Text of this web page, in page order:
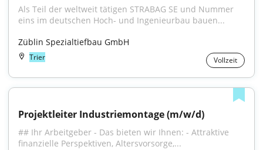
Als Teil der weltweit tätigen STRABAG SE und Nummer
eins im deutschen Hoch- und Ingenieurbau bauen...
Züblin Spezialtiefbau GmbH
Trier Vollzeit
Projektleiter Industriemontage (m/w/d)
## Ihr Arbeitgeber - Das bieten wir Ihnen: - Attraktive
finanzielle Perspektiven, Altersvorsorge,...